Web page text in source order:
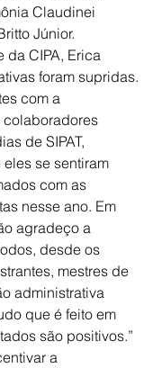
Claudinei
Júnior.
da CIPA, Erica
foram supridas.
com a
de SIPAT,
se sentiram
com as
nesse ano. Em
agradeço a
desde os
mestres de
administrativa
que é feito em
são positivos.”
a